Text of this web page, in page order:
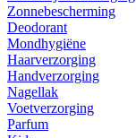
Zonnebescherming
Deodorant
Mondhygiëne
Haarverzorging
Handverzorging
Nagellak
Voetverzorging
Parfum